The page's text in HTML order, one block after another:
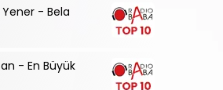
- Bela
- En Büyük